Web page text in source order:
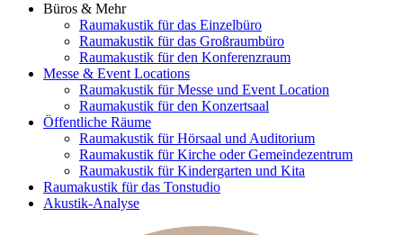
Büros & Mehr
Raumakustik für das Einzelbüro
Raumakustik für das Großraumbüro
Raumakustik für den Konferenzraum
Messe & Event Locations
Raumakustik für Messe und Event Location
Raumakustik für den Konzertsaal
Öffentliche Räume
Raumakustik für Hörsaal und Auditorium
Raumakustik für Kirche oder Gemeindezentrum
Raumakustik für Kindergarten und Kita
Raumakustik für das Tonstudio
Akustik-Analyse